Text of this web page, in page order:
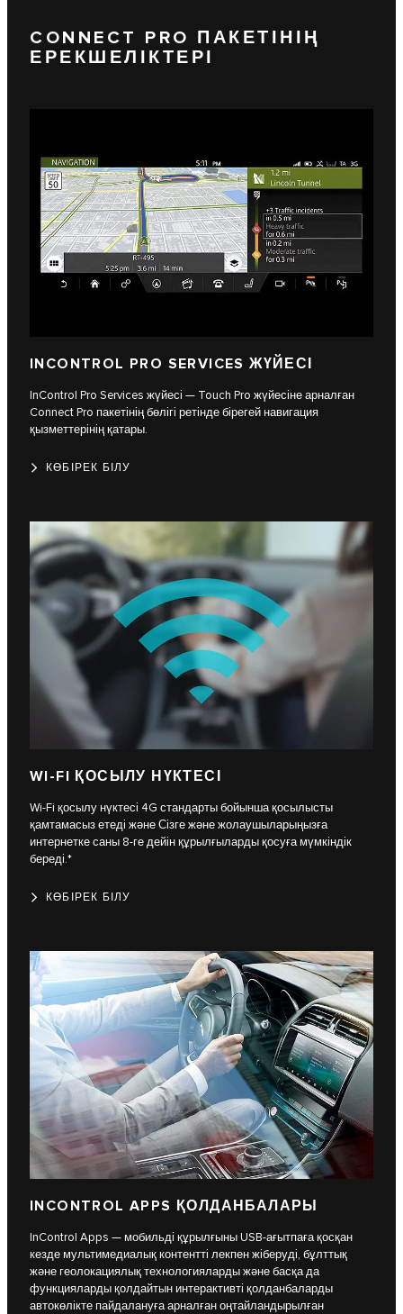
CONNECT PRO ПАКЕТІНІҢ
ЕРЕКШЕЛІКТЕРІ
INCONTROL PRO SERVICES ЖҮЙЕСІ
InControl Pro Services жүйесі — Touch Pro жүйесіне арналған
Connect Pro пакетінің бөлігі ретінде бірегей навигация
қызметтерінің қатары.
КӨБІРЕК БІЛУ
WI-FI ҚОСЫЛУ НҮКТЕСІ
Wi-Fi қосылу нүктесі 4G стандарты бойынша қосылысты
қамтамасыз етеді және Сізге және жолаушыларыңызға
интернетке саны 8-ге дейін құрылғыларды қосуға мүмкіндік
береді.*
КӨБІРЕК БІЛУ
INCONTROL APPS ҚОЛДАНБАЛАРЫ
InControl Apps — мобильді құрылғыны USB-ағытпаға қосқан
кезде мультимедиалық контентті лекпен жіберуді, бұлттық
және геолокациялық технологияларды және басқа да
функцияларды қолдайтын интерактивті қолданбаларды
автокөлікте пайдалануға арналған оңтайландырылған